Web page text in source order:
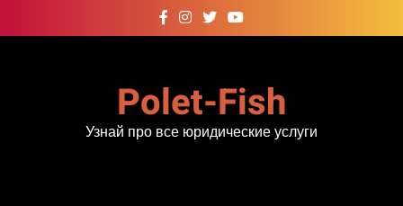
к
Polet-Fish
Узнай про все юридические услуги